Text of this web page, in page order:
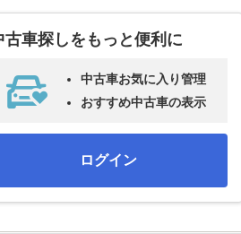
古車探しをもっと便利に
中古車お気に入り管理
おすすめ中古車の表示
ログイン